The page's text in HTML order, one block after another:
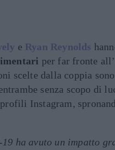
e Ryan Reynolds
per far fronte
scelte dalla coppia
senza scopo di
Instagram,
ha avuto un impatto